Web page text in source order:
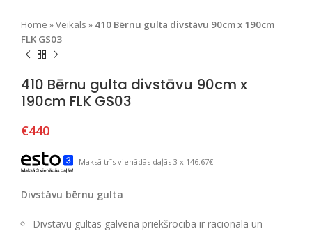
Home »Veikals » 410 Bērnu gulta divstāvu 90cm x 190cm
FLK GS03
410 Bērnu gulta divstāvu 90cm x
190cm FLK GS03
€440
Maksā trīs vienādās daļās 3 x 146.67€
Divstāvu bērnu gulta
Divstāvu gultas galvenā priekšrocība ir racionāla un